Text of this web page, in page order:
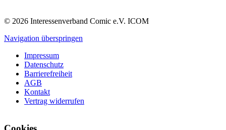
© 2026 Interessenverband Comic e.V. ICOM
Navigation überspringen
Impressum
Datenschutz
Barrierefreiheit
AGB
Kontakt
Vertrag widerrufen